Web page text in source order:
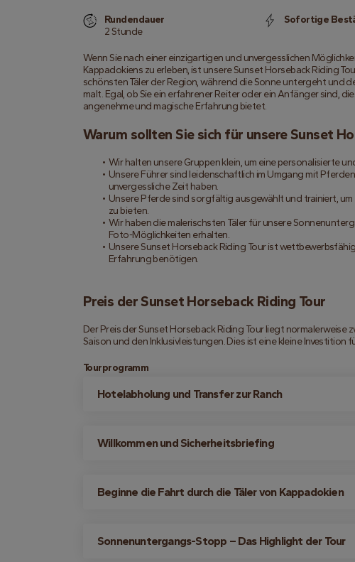
Rundendauer
2 Stunde
Sofortige
Wenn Sie nach einer einzigartigen und unvergesslichen
Kappadokiens zu erleben, ist unsere Sunset Horseback Riding
schönsten Täler der Region, während die Sonne untergeht und
malt. Egal, ob Sie ein erfahrener Reiter oder ein Anfänger sind,
angenehme und magische Erfahrung bietet.
Warum sollten Sie sich für unsere Sunset
Wir halten unsere Gruppen klein, um eine personalisierte
Unsere Führer sind leidenschaftlich im Umgang mit
unvergessliche Zeit haben.
Unsere Pferde sind sorgfältig ausgewählt und trainiert,
zu bieten.
Wir haben die malerischsten Täler für unsere
Foto-Möglichkeiten erhalten.
Unsere Sunset Horseback Riding Tour ist
Erfahrung benötigen.
Preis der Sunset Horseback Riding Tour
Der Preis der Sunset Horseback Riding Tour liegt
Saison und den Inklusivleistungen. Dies ist eine kleine Investition
Tourprogramm
Hotelabholung und Transfer zur Ranch
Willkommen und Sicherheitsbriefing
Beginne die Fahrt durch die Täler von Kappadokien
Sonnenuntergangs-Stopp – Das Highlight der Tour